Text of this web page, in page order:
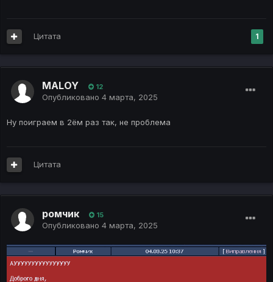
1
Цитата
MALOY 12
Опубликовано 4 марта, 2025
Ну поиграем в 2ём раз так, не проблема
Цитата
ромчик 15
Опубликовано 4 марта, 2025